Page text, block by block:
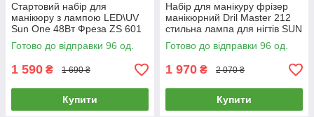
Стартовий набір для
манікюру з лампою LED\UV
Sun One 48Вт Фреза ZS 601
45000об база топ та гель лак
milano
Готово до відправки 96 од.
1 590 ₴ 1 690 ₴
Купити
Набір для манікуру фрізер
манікюрний Dril Master 212
стильна лампа для нігтів SUN
X 54W гель лаки Milano
Готово до відправки 96 од.
1 970 ₴ 2 070 ₴
Купити